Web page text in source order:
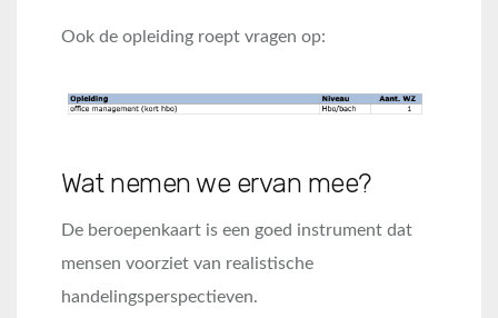
Ook de opleiding roept vragen op:
Wat nemen we ervan mee?
De beroepenkaart is een goed instrument dat
mensen voorziet van realistische
handelingsperspectieven.